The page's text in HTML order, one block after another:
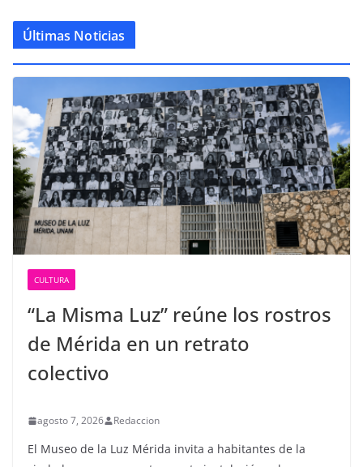
Últimas Noticias
CULTURA
“La Misma Luz” reúne los rostros
de Mérida en un retrato
colectivo
agosto 7, 2026 Redaccion
El Museo de la Luz Mérida invita a habitantes de la